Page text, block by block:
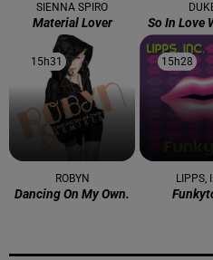
SIENNA SPIRO
Material Lover So In Love
15h31
15h31
ROBYN
Dancing On My Own.
15h28
15h28
LIPPS,